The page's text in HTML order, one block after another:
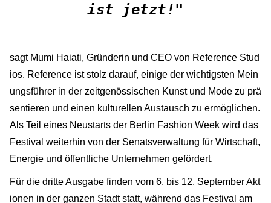
ist jetzt!"
sagt Mumi Haiati, Gründerin und CEO von Reference Stud
ios. Reference ist stolz darauf, einige der wichtigsten Mein
ungsführer in der zeitgenössischen Kunst und Mode zu prä
sentieren und einen kulturellen Austausch zu ermöglichen.
Als Teil eines Neustarts der Berlin Fashion Week wird das
Festival weiterhin von der Senatsverwaltung für Wirtschaft,
Energie und öffentliche Unternehmen gefördert.
Für die dritte Ausgabe finden vom 6. bis 12. September Akt
ionen in der ganzen Stadt statt, während das Festival am